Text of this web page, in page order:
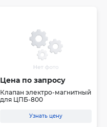
Цена по запросу
Клапан электро-магнитный
для ЦПБ-800
Узнать цену